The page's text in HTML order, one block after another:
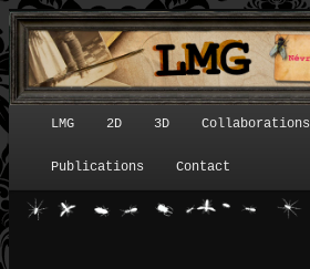
Menu principal
LMG 2D 3D Collaborations
Publications Contact